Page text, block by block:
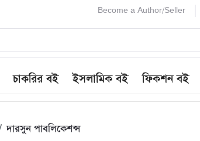
Become a Author/Seller
চাকরির বই ইসলামিক বই ফিকশন বই
দারসুন পাবলিকেশন্স